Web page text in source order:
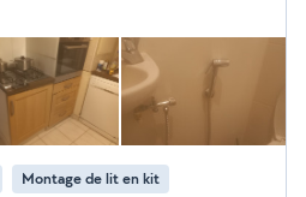
Montage de lit en kit